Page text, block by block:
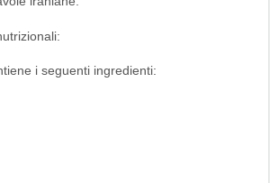
i seguenti ingredienti: